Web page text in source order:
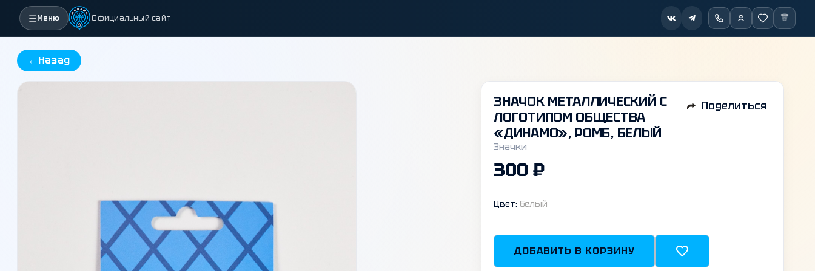
Меню Официальный сайт
← Назад
ЗНАЧОК МЕТАЛЛИЧЕСКИЙ С
ЛОГОТИПОМ ОБЩЕСТВА
«ДИНАМО», РОМБ, БЕЛЫЙ
Поделиться
Значки
300 ₽
Цвет: белый
ДОБАВИТЬ В КОРЗИНУ